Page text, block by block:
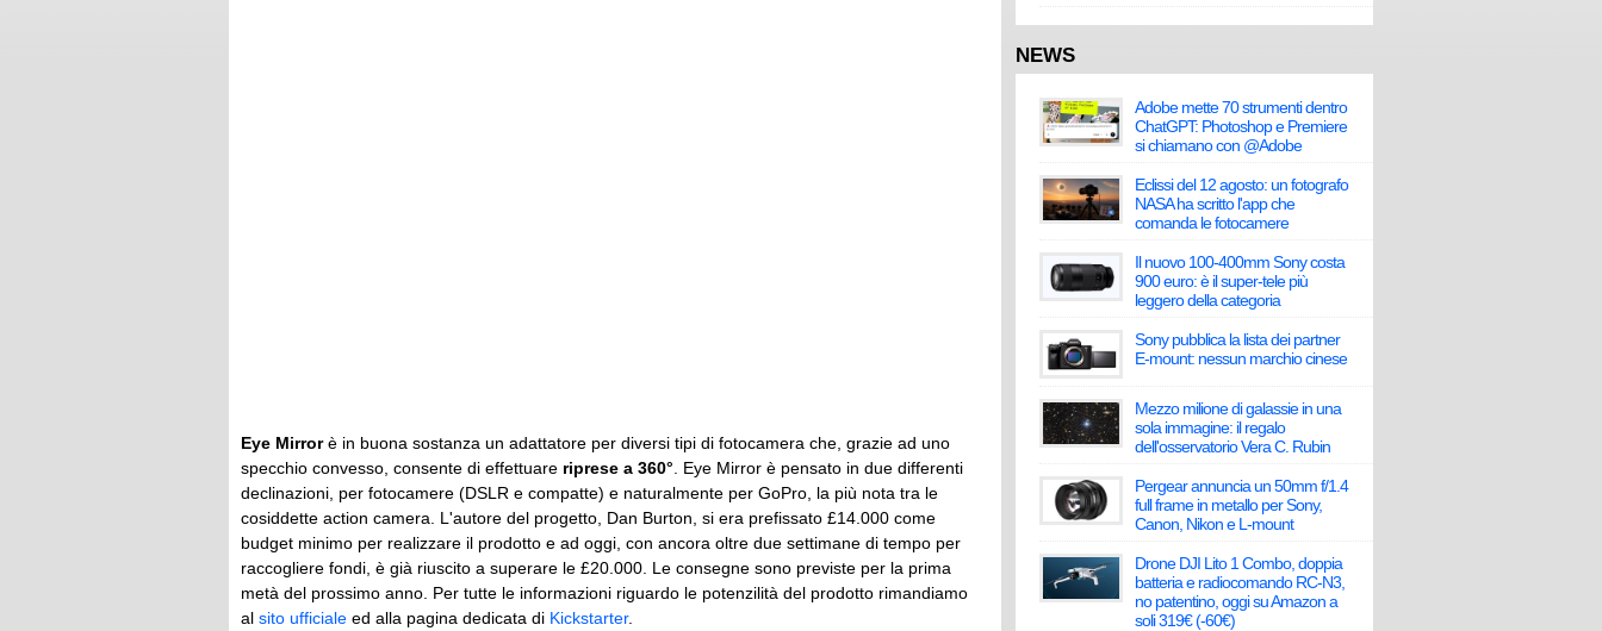
Eye Mirrorè in buona sostanza un adattatore per diversi tipi di fotocamera che, grazie ad uno
specchio convesso, consente di effettuare riprese a 360° . Eye Mirror è pensato in due differenti
declinazioni, per fotocamere (DSLR e compatte) e naturalmente per GoPro, la più nota tra le
cosiddette action camera. L'autore del progetto, Dan Burton, si era prefissato £14.000 come
budget minimo per realizzare il prodotto e ad oggi, con ancora oltre due settimane di tempo per
raccogliere fondi, è già riuscito a superare le £20.000. Le consegne sono previste per la prima
metà del prossimo anno. Per tutte le informazioni riguardo le potenzilità del prodotto rimandiamo
al sito ufficiale ed alla pagina dedicata di Kickstarter.
NEWS
Adobe mette 70 strumenti dentro
ChatGPT: Photoshop e Premiere
si chiamano con @Adobe
Eclissi del 12 agosto: un fotografo
NASA ha scritto l'app che
comanda le fotocamere
Il nuovo 100-400mm Sony costa
900 euro: è il super-tele più
leggero della categoria
Sony pubblica la lista dei partner
E-mount: nessun marchio cinese
Mezzo milione di galassie in una
sola immagine: il regalo
dell'osservatorio Vera C. Rubin
Pergear annuncia un 50mm f/1.4
full frame in metallo per Sony,
Canon, Nikon e L-mount
Drone DJI Lito 1 Combo, doppia
batteria e radiocomando RC-N3,
no patentino, oggi su Amazon a
soli 319€ (-60€)